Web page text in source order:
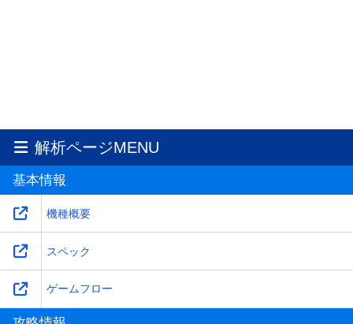
解析ページMENU
基本情報
機種概要
スペック
ゲームフロー